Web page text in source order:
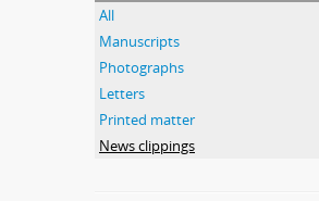
All
Manuscripts
Photographs
Letters
Printed matter
News clippings